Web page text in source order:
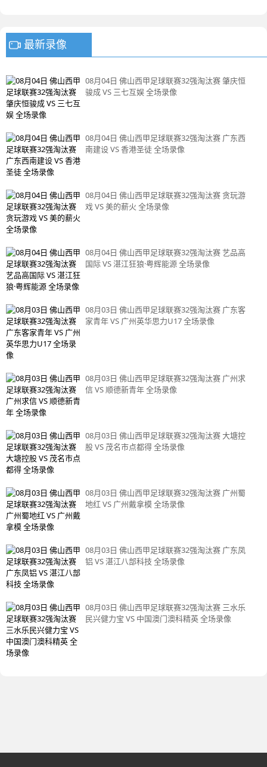
最新录像
08月04日 佛山西甲足球联赛32强淘汰赛 肇庆恒
骏成 VS 三七互娱 全场录像
08月04日 佛山西甲足球联赛32强淘汰赛 广东西
南建设 VS 香港圣徒 全场录像
08月04日 佛山西甲足球联赛32强淘汰赛 贪玩游
戏 VS 美的薪火 全场录像
08月04日 佛山西甲足球联赛32强淘汰赛 艺品高
国际 VS 湛江狂狼·粤辉能源 全场录像
08月03日 佛山西甲足球联赛32强淘汰赛 广东客
家青年 VS 广州英华思力U17 全场录像
08月03日 佛山西甲足球联赛32强淘汰赛 广州求
信 VS 顺德新青年 全场录像
08月03日 佛山西甲足球联赛32强淘汰赛 大塘控
股 VS 茂名市点都得 全场录像
08月03日 佛山西甲足球联赛32强淘汰赛 广州蜀
地红 VS 广州戴拿模 全场录像
08月03日 佛山西甲足球联赛32强淘汰赛 广东凤
铝 VS 湛江八部科技 全场录像
08月03日 佛山西甲足球联赛32强淘汰赛 三水乐
民兴健力宝 VS 中国澳门澳科精英 全场录像